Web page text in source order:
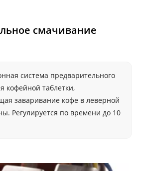
смачивание
система предварительного
кофейной таблетки,
заваривание кофе в леверной
Регулируется по времени до 10